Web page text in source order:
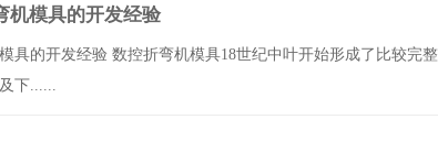
机模具的开发经验
具的开发经验 数控折弯机模具18世纪中叶开始形成了比较完
下......